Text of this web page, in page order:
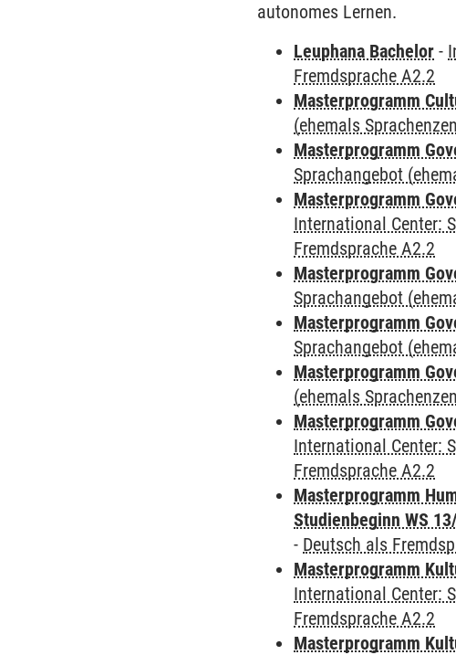
autonomes Lernen.
Leuphana Bachelor -
Fremdsprache A2.2
Masterprogramm
(ehemals
Masterprogramm
Sprachangebot
Masterprogramm
International Center:
Fremdsprache A2.2
Masterprogramm
Sprachangebot
Masterprogramm
Sprachangebot
Masterprogramm
(ehemals
Masterprogramm
International Center:
Fremdsprache A2.2
Masterprogramm
Studienbeginn WS
- Deutsch als
Masterprogramm
International Center:
Fremdsprache A2.2
Masterprogramm